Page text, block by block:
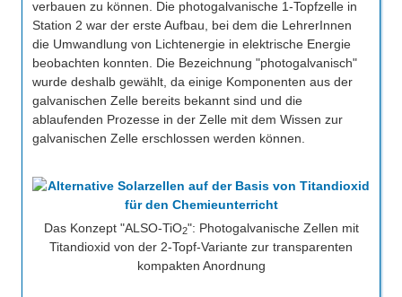
verbauen zu können. Die photogalvanische 1-Topfzelle in
Station 2 war der erste Aufbau, bei dem die LehrerInnen
die Umwandlung von Lichtenergie in elektrische Energie
beobachten konnten. Die Bezeichnung "photogalvanisch"
wurde deshalb gewählt, da einige Komponenten aus der
galvanischen Zelle bereits bekannt sind und die
ablaufenden Prozesse in der Zelle mit dem Wissen zur
galvanischen Zelle erschlossen werden können.
Das Konzept "ALSO-TiO2": Photogalvanische Zellen mit
Titandioxid von der 2-Topf-Variante zur transparenten
kompakten Anordnung